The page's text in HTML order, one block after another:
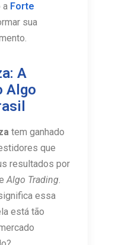
a Forte
sua
A
Algo
tem ganhado
que
resultados por
Algo Trading.
essa
está tão